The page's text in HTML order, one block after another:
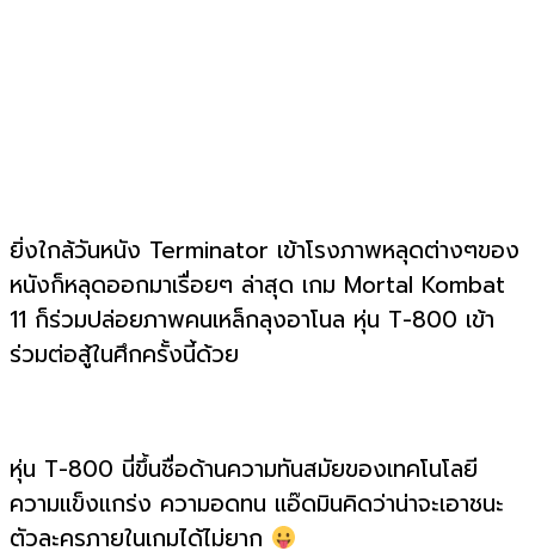
ยิ่งใกล้วันหนัง Terminator เข้าโรงภาพหลุดต่างๆของ
หนังก็หลุดออกมาเรื่อยๆ ล่าสุด เกม Mortal Kombat
11 ก็ร่วมปล่อยภาพคนเหล็กลุงอาโนล หุ่น T-800 เข้า
ร่วมต่อสู้ในศึกครั้งนี้ด้วย
หุ่น T-800 นี่ขึ้นชื่อด้านความทันสมัยของเทคโนโลยี
ความแข็งแกร่ง ความอดทน แอ๊ดมินคิดว่าน่าจะเอาชนะ
ตัวละครภายในเกมได้ไม่ยาก